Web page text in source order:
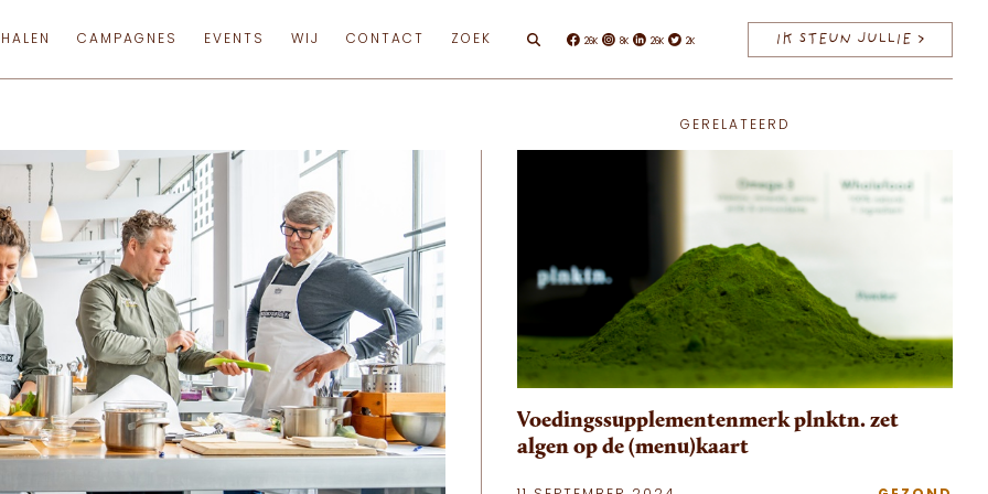
CAMPAGNES EVENTS WIJ CONTACT ZOEK Facebook
26K Instagram
8K Linkedin
26K Twitter
2K IK STEUN JULLIE >
GERELATEERD
Voedingssupplementenmerk plnktn. zet
algen op de (menu)kaart